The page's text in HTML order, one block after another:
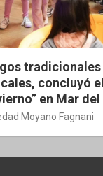
tradicionales
concluyó
en Mar
Moyano Fagnani